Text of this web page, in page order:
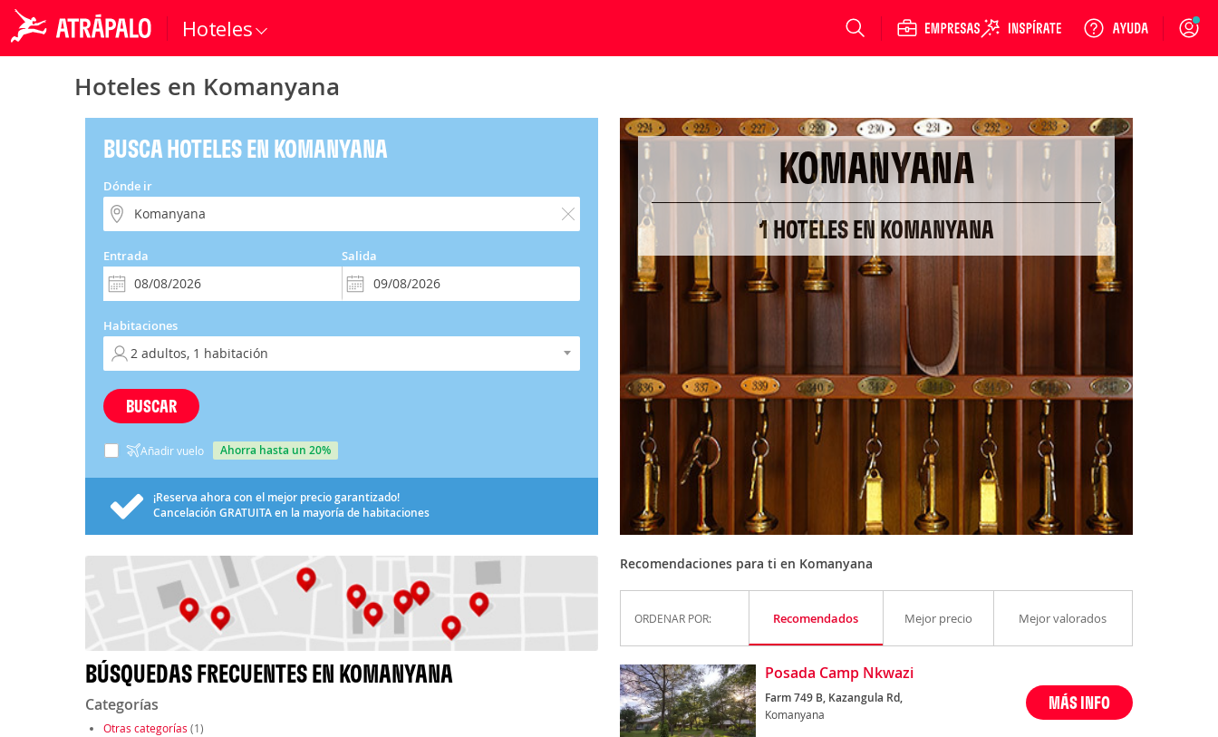
Hoteles Login
Hoteles en Komanyana
BUSCA HOTELES EN KOMANYANA
Dónde ir
Entrada Salida
Habitaciones
BUSCAR
Añadir vuelo ahorra hasta un 20%
¡Reserva ahora con el mejor precio garantizado!
Cancelación GRATUITAen la mayoría de habitaciones
BÚSQUEDAS FRECUENTES EN KOMANYANA
Categorías
Otras categorías (1)
KOMANYANA
1 HOTELES EN KOMANYANA
Recomendaciones para ti en Komanyana
ORDENAR POR: Recomendados Mejor precio Mejor valorados
Posada Camp Nkwazi
Farm 749 B, Kazangula Rd,
Komanyana
MÁS INFO